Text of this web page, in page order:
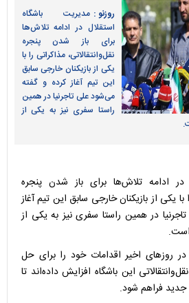
روزنو : مدیریت باشگاه
استقلال در ادامه تلاش‌ها
برای باز شدن پنجره
نقل‌وانتقالاتی، مذاکراتی را با
یکی از بازیکنان خارجی سابق
این تیم آغاز کرده و گفته
می‌شود علی تاجرنیا در همین
راستا سفری نیز به یکی از
در ادامه تلاش‌ها برای باز شدن پنجره
با یکی از بازیکنان خارجی سابق این تیم آغاز
در همین راستا سفری نیز به یکی از
در روزهای اخیر اقدامات خود را برای حل
این باشگاه افزایش داده‌اند تا
جدید فراهم شود.